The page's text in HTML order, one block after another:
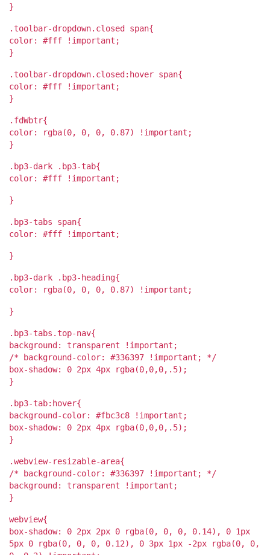
}
.toolbar-dropdown.closed span{
color: #fff !important;
}
.toolbar-dropdown.closed:hover span{
color: #fff !important;
}
.fdWbtr{
color: rgba(0, 0, 0, 0.87) !important;
}
.bp3-dark .bp3-tab{
color: #fff !important;
}
.bp3-tabs span{
color: #fff !important;
}
.bp3-dark .bp3-heading{
color: rgba(0, 0, 0, 0.87) !important;
}
.bp3-tabs.top-nav{
background: transparent !important;
/* background-color: #336397 !important; */
box-shadow: 0 2px 4px rgba(0,0,0,.5);
}
.bp3-tab:hover{
background-color: #fbc3c8 !important;
box-shadow: 0 2px 4px rgba(0,0,0,.5);
}
.webview-resizable-area{
/* background-color: #336397 !important; */
background: transparent !important;
}
webview{
box-shadow: 0 2px 2px 0 rgba(0, 0, 0, 0.14), 0 1px
5px 0 rgba(0, 0, 0, 0.12), 0 3px 1px -2px rgba(0, 0,